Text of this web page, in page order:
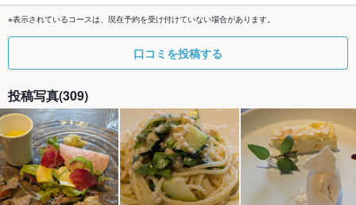
※表示されているコースは、現在予約を受け付けていない場合があります。
口コミを投稿する
投稿写真(309)